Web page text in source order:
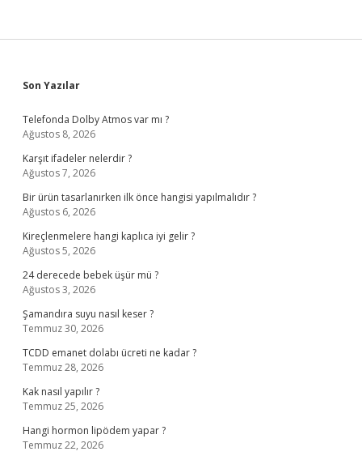
Sidebar
Son Yazılar
Telefonda Dolby Atmos var mı ?
Ağustos 8, 2026
Karşıt ifadeler nelerdir ?
Ağustos 7, 2026
Bir ürün tasarlanırken ilk önce hangisi yapılmalıdır ?
Ağustos 6, 2026
Kireçlenmelere hangi kaplıca iyi gelir ?
Ağustos 5, 2026
24 derecede bebek üşür mü ?
Ağustos 3, 2026
Şamandıra suyu nasıl keser ?
Temmuz 30, 2026
TCDD emanet dolabı ücreti ne kadar ?
Temmuz 28, 2026
Kak nasıl yapılır ?
Temmuz 25, 2026
Hangi hormon lipödem yapar ?
Temmuz 22, 2026